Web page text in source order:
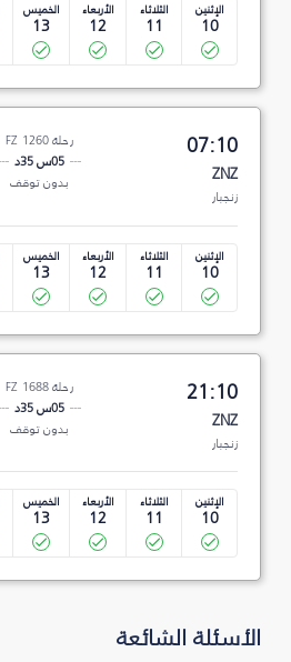
الإثنين
10
الثلاثاء
11
الأربعاء
12
الخميس
13
07:10
ZNZ
زنجبار
رحلة FZ 1260
05س 35د
بدون توقف
الإثنين
10
الثلاثاء
11
الأربعاء
12
الخميس
13
21:10
ZNZ
زنجبار
رحلة FZ 1688
05س 35د
بدون توقف
الإثنين
10
الثلاثاء
11
الأربعاء
12
الخميس
13
الأسئلة الشائعة